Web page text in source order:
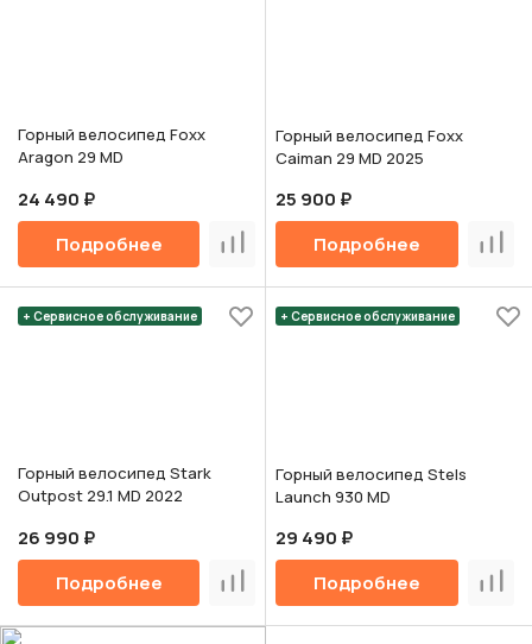
Горный велосипед Foxx
Aragon 29 MD
24 490 ₽
Подробнее
Сравнить
Горный велосипед Foxx
Caiman 29 MD 2025
25 900 ₽
Подробнее
+ Сервисное обслуживание
Горный велосипед Stark
Outpost 29.1 MD 2022
26 990 ₽
Подробнее
Сравнить
+ Сервисное обслуживание
Горный велосипед Stels
Launch 930 MD
29 490 ₽
Подробнее